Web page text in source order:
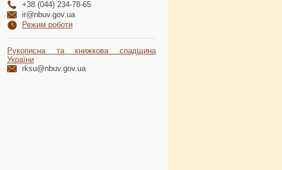
+38 (044) 234-78-65
ir@nbuv.gov.ua
Режим роботи
Рукописна та книжкова спадщина
України
rksu@nbuv.gov.ua